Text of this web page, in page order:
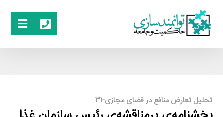
تحلیل تعارض منافع در فضای مجازی-31